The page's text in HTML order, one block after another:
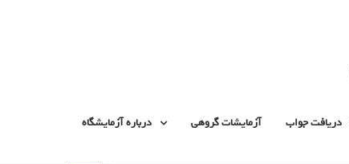
دریافت جواب آزمایشات گروهی درباره آزمایشگاه